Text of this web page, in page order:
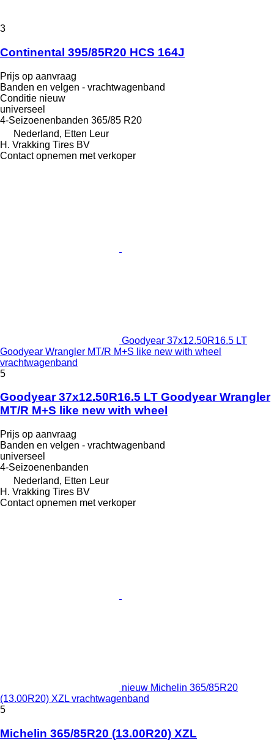
3
Continental 395/85R20 HCS 164J
Prijs op aanvraag
Banden en velgen - vrachtwagenband
Conditie nieuw
universeel
4-Seizoenenbanden 365/85 R20
Nederland, Etten Leur
H. Vrakking Tires BV
Contact opnemen met verkoper
Goodyear 37x12.50R16.5 LT
Goodyear Wrangler MT/R M+S like new with wheel
vrachtwagenband
5
Goodyear 37x12.50R16.5 LT Goodyear Wrangler
MT/R M+S like new with wheel
Prijs op aanvraag
Banden en velgen - vrachtwagenband
universeel
4-Seizoenenbanden
Nederland, Etten Leur
H. Vrakking Tires BV
Contact opnemen met verkoper
nieuw Michelin 365/85R20
(13.00R20) XZL vrachtwagenband
5
Michelin 365/85R20 (13.00R20) XZL